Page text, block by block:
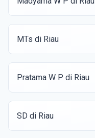
MTs di Riau
Pratama W P di Riau
SD di Riau